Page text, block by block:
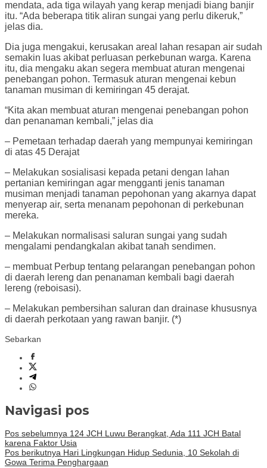
mendata, ada tiga wilayah yang kerap menjadi biang banjir
itu. “Ada beberapa titik aliran sungai yang perlu dikeruk,”
jelas dia.
Dia juga mengakui, kerusakan areal lahan resapan air sudah
semakin luas akibat perluasan perkebunan warga. Karena
itu, dia mengaku akan segera membuat aturan mengenai
penebangan pohon. Termasuk aturan mengenai kebun
tanaman musiman di kemiringan 45 derajat.
“Kita akan membuat aturan mengenai penebangan pohon
dan penanaman kembali,” jelas dia
– Pemetaan terhadap daerah yang mempunyai kemiringan
di atas 45 Derajat
– Melakukan sosialisasi kepada petani dengan lahan
pertanian kemiringan agar mengganti jenis tanaman
musiman menjadi tanaman pepohonan yang akarnya dapat
menyerap air, serta menanam pepohonan di perkebunan
mereka.
– Melakukan normalisasi saluran sungai yang sudah
mengalami pendangkalan akibat tanah sendimen.
– membuat Perbup tentang pelarangan penebangan pohon
di daerah lereng dan penanaman kembali bagi daerah
lereng (reboisasi).
– Melakukan pembersihan saluran dan drainase khususnya
di daerah perkotaan yang rawan banjir. (*)
Sebarkan
Navigasi pos
Pos sebelumnya 124 JCH Luwu Berangkat, Ada 111 JCH Batal
karena Faktor Usia
Pos berikutnya Hari Lingkungan Hidup Sedunia, 10 Sekolah di
Gowa Terima Penghargaan